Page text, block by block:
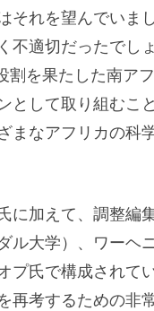
それを望んでいま
不適切だったでし
を果たした南ア
として取り組むこ
まなアフリカの科
に加えて、調整編
ル大学）、ワーヘ
プ氏で構成されて
再考するための非